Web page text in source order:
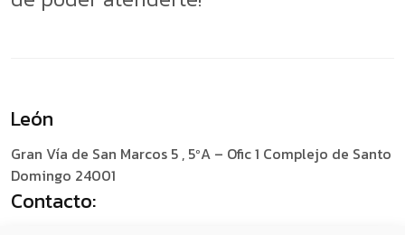
León
Gran Vía de San Marcos 5 , 5ºA – Ofic 1 Complejo de Santo
Domingo 24001
Contacto: